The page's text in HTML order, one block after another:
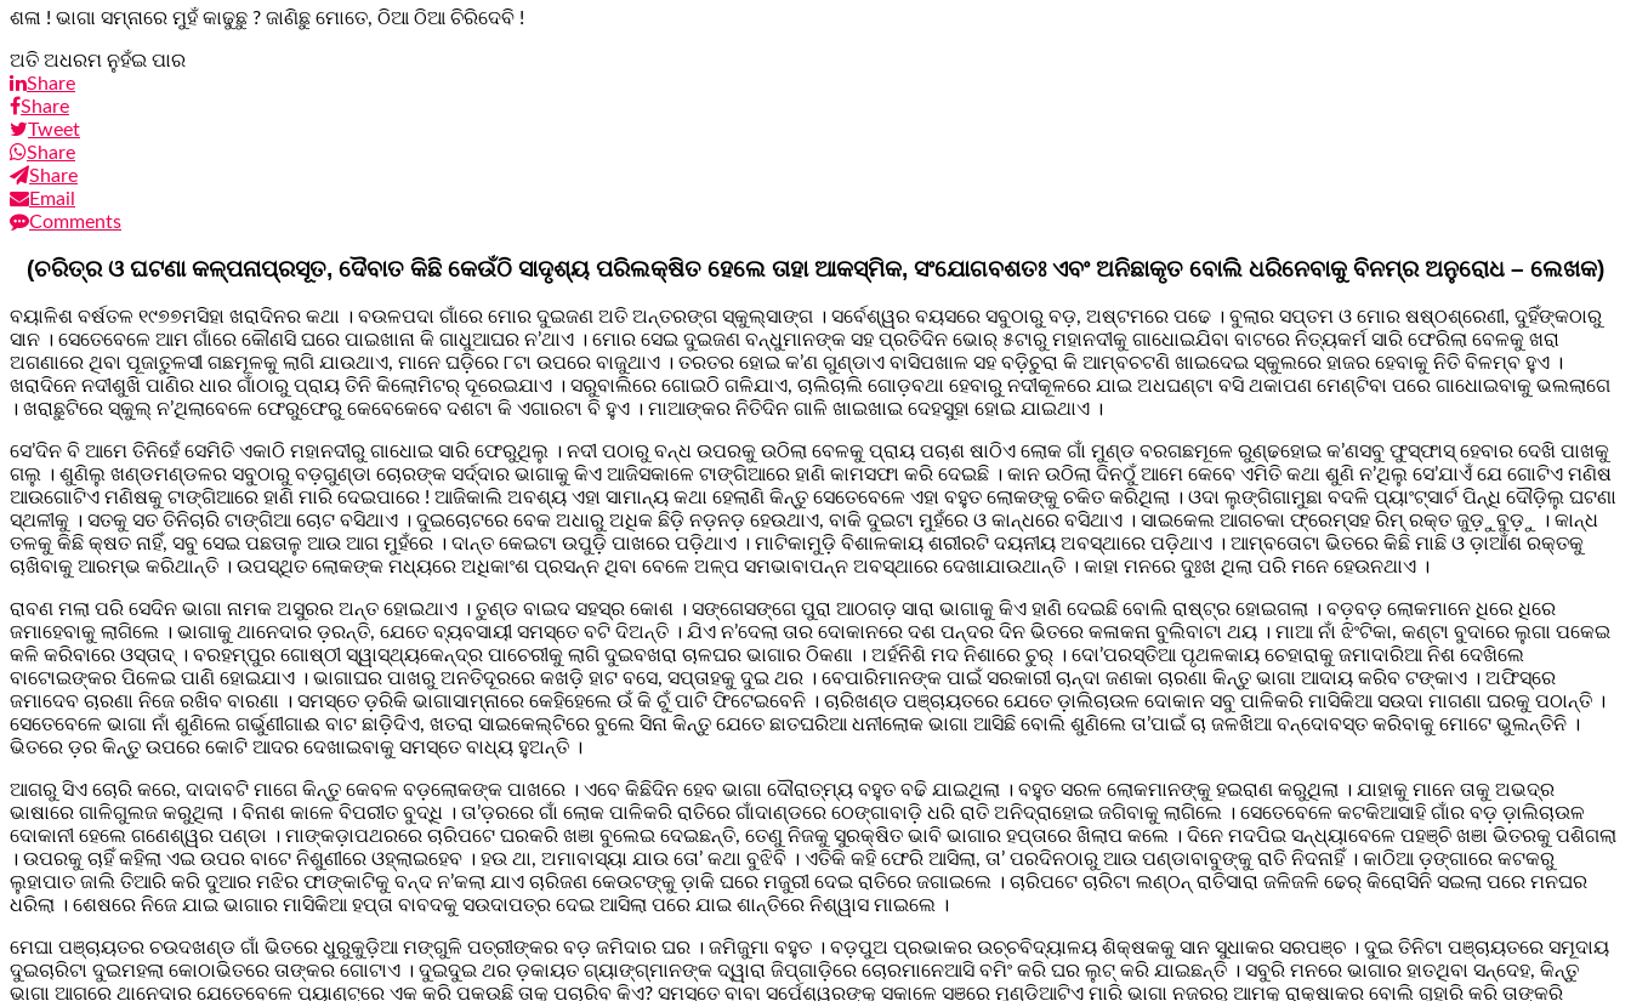
ଶଳା ! ଭାଗା ସମ୍ନାରେ ମୁହଁ କାଢୁଛୁ ? ଜାଣିଛୁ ମୋତେ, ଠିଆ ଠିଆ ଚିରିଦେବି !
ଅତି ଅଧରମ ନୁହଁଇ ପାର
Share
Share
Tweet
Share
Share
Email
Comments
(ଚରିତ୍ର ଓ ଘଟଣା କଳ୍ପନାପ୍ରସୂତ, ଦୈବାତ କିଛି କେଉଁଠି ସାଦୃଶ୍ୟ ପରିଲକ୍ଷିତ ହେଲେ ତାହା ଆକସ୍ମିକ, ସଂଯୋଗବଶତଃ ଏବଂ ଅନିଛାକୃତ ବୋଲି ଧରିନେବାକୁ ବିନମ୍ର ଅନୁରୋଧ – ଲେଖକ)
ବୟାଳିଶ ବର୍ଷତଳ ୧୯୭୭ମସିହା ଖରାଦିନର କଥା । ବଉଳପଦା ଗାଁରେ ମୋର ଦୁଇଜଣ ଅତି ଅନ୍ତରଙ୍ଗ ସ୍କୁଲ୍‌ସାଙ୍ଗ । ସର୍ବେଶ୍ୱର ବୟସରେ ସବୁଠାରୁ ବଡ଼, ଅଷ୍ଟମରେ ପଢେ । ବୁଲାର ସପ୍ତମ ଓ ମୋର ଷଷ୍ଠଶ୍ରେଣୀ, ଦୁହିଁଙ୍କଠାରୁ
ସାନ । ସେତେବେଳେ ଆମ ଗାଁରେ କୌଣସି ଘରେ ପାଇଖାନା କି ଗାଧୁଆଘର ନ’ଥାଏ । ମୋର ସେଇ ଦୁଇଜଣ ବନ୍ଧୁମାନଙ୍କ ସହ ପ୍ରତିଦିନ ଭୋର୍ ୫ଟାରୁ ମହାନଦୀକୁ ଗାଧୋଇଯିବା ବାଟରେ ନିତ୍ୟକର୍ମ ସାରି ଫେରିଲା ବେଳକୁ ଖରା
ଅଗଣାରେ ଥିବା ପୂଜାତୁଳସୀ ଗଛମୂଳକୁ ଲାଗି ଯାଉଥାଏ, ମାନେ ଘଡ଼ିରେ ୮ଟା ଉପରେ ବାଜୁଥାଏ । ତରତର ହୋଇ କ’ଣ ଗୁଣ୍ଡାଏ ବାସିପଖାଳ ସହ ବଡ଼ିଚୁରା କି ଆମ୍ବଚଟଣି ଖାଇଦେଇ ସ୍କୁଲରେ ହାଜର ହେବାକୁ ନିତି ବିଳମ୍ବ ହୁଏ ।
ଖରାଦିନେ ନଦୀଶୁଖି ପାଣିର ଧାର ଗାଁଠାରୁ ପ୍ରାୟ ତିନି କିଲୋମିଟର୍ ଦୂରେଇଯାଏ । ସରୁବାଲିରେ ଗୋଇଠି ଗଳିଯାଏ, ଚାଲିଚାଲି ଗୋଡ଼ବଥା ହେବାରୁ ନଦୀକୂଳରେ ଯାଇ ଅଧଘଣ୍ଟା ବସି ଥକାପଣ ମେଣ୍ଟିବା ପରେ ଗାଧୋଇବାକୁ ଭଲଲାଗେ
। ଖରାଛୁଟିରେ ସ୍କୁଲ୍ ନ’ଥିଲାବେଳେ ଫେରୁଫେରୁ କେବେକେବେ ଦଶଟା କି ଏଗାରଟା ବି ହୁଏ । ମାଆଙ୍କର ନିତିଦିନ ଗାଳି ଖାଇଖାଇ ଦେହସୁହା ହୋଇ ଯାଇଥାଏ ।
ସେ’ଦିନ ବି ଆମେ ତିନିହେଁ ସେମିତି ଏକାଠି ମହାନଦୀରୁ ଗାଧୋଇ ସାରି ଫେରୁଥିଲୁ । ନଦୀ ପଠାରୁ ବନ୍ଧ ଉପରକୁ ଉଠିଲା ବେଳକୁ ପ୍ରାୟ ପଚାଶ ଷାଠିଏ ଲୋକ ଗାଁ ମୁଣ୍ଡ ବରଗଛମୂଳେ ରୁଣ୍ଢହୋଇ କ’ଣସବୁ ଫୁସ୍‌ଫାସ୍ ହେବାର ଦେଖି ପାଖକୁ
ଗଲୁ । ଶୁଣିଲୁ ଖଣ୍ଡମଣ୍ଡଳର ସବୁଠାରୁ ବଡ଼ଗୁଣ୍ଡା ଚୋରଙ୍କ ସର୍ଦ୍ଦାର ଭାଗାକୁ କିଏ ଆଜିସକାଳେ ଟାଙ୍ଗିଆରେ ହାଣି କାମସଫା କରି ଦେଇଛି । କାନ ଉଠିଲା ଦିନଠୁଁ ଆମେ କେବେ ଏମିତି କଥା ଶୁଣି ନ’ଥିଲୁ ସେ’ଯାଏଁ ଯେ ଗୋଟିଏ ମଣିଷ
ଆଉଗୋଟିଏ ମଣିଷକୁ ଟାଙ୍ଗିଆରେ ହାଣି ମାରି ଦେଇପାରେ ! ଆଜିକାଲି ଅବଶ୍ୟ ଏହା ସାମାନ୍ୟ କଥା ହେଲାଣି କିନ୍ତୁ ସେତେବେଳେ ଏହା ବହୁତ ଲୋକଙ୍କୁ ଚକିତ କରିଥିଲା । ଓଦା ଲୁଙ୍ଗିଗାମୁଛା ବଦଳି ପ୍ୟାଂଟ୍‌ସାର୍ଟ ପିନ୍ଧି ଦୌଡ଼ିଲୁ ଘଟଣା
ସ୍ଥଳୀକୁ । ସତକୁ ସତ ତିନିଚାରି ଟାଙ୍ଗିଆ ଚୋଟ ବସିଥାଏ । ଦୁଇଚୋଟରେ ବେକ ଅଧାରୁ ଅଧିକ ଛିଡ଼ି ନଡ଼ନଡ଼ ହେଉଥାଏ, ବାକି ଦୁଇଟା ମୁହଁରେ ଓ କାନ୍ଧରେ ବସିଥାଏ । ସାଇକେଲ ଆଗଚକା ଫ୍ରେମ୍‌ସହ ରିମ୍ ରକ୍ତ ଜୁଡ଼ୁବୁଡ଼ୁ । କାନ୍ଧ
ତଳକୁ କିଛି କ୍ଷତ ନାହିଁ, ସବୁ ସେଇ ପଛତାଳୁ ଆଉ ଆଗ ମୁହଁରେ । ଦାନ୍ତ କେଇଟା ଉପୁଡ଼ି ପାଖରେ ପଡ଼ିଥାଏ । ମାଟିକାମୁଡ଼ି ବିଶାଳକାୟ ଶରୀରଟି ଦୟନୀୟ ଅବସ୍ଥାରେ ପଡ଼ିଥାଏ । ଆମ୍ବତୋଟା ଭିତରେ କିଛି ମାଛି ଓ ଡ଼ାଆଁଶ ରକ୍ତକୁ
ଚାଖିବାକୁ ଆରମ୍ଭ କରିଥାନ୍ତି । ଉପସ୍ଥିତ ଲୋକଙ୍କ ମଧ୍ୟରେ ଅଧିକାଂଶ ପ୍ରସନ୍ନ ଥିବା ବେଳେ ଅଳ୍ପ ସମଭାବାପନ୍ନ ଅବସ୍ଥାରେ ଦେଖାଯାଉଥାନ୍ତି । କାହା ମନରେ ଦୁଃଖ ଥିଲା ପରି ମନେ ହେଉନଥାଏ ।
ରାବଣ ମଲା ପରି ସେଦିନ ଭାଗା ନାମକ ଅସୁରର ଅନ୍ତ ହୋଇଥାଏ । ତୁଣ୍ଡ ବାଇଦ ସହସ୍ର କୋଶ । ସଙ୍ଗେସଙ୍ଗେ ପୁରା ଆଠଗଡ଼ ସାରା ଭାଗାକୁ କିଏ ହାଣି ଦେଇଛି ବୋଲି ରାଷ୍ଟ୍ର ହୋଇଗଲା । ବଡ଼ବଡ଼ ଲୋକମାନେ ଧିରେ ଧିରେ
ଜମାହେବାକୁ ଲାଗିଲେ । ଭାଗାକୁ ଥାନେଦାର ଡ଼ରନ୍ତି, ଯେତେ ବ୍ୟବସାୟୀ ସମସ୍ତେ ବଟି ଦିଅନ୍ତି । ଯିଏ ନ’ଦେଲା ତାର ଦୋକାନରେ ଦଶ ପନ୍ଦର ଦିନ ଭିତରେ କଳାକନା ବୁଲିବାଟା ଥୟ । ମାଆ ନାଁ ଝିଂଟିକା, କଣ୍ଟା ବୁଦାରେ ଲୁଗା ପକେଇ
କଳି କରିବାରେ ଓସ୍ତାଦ୍ । ବରହମ୍‌ପୁର ଗୋଷ୍ଠୀ ସ୍ୱାସ୍ଥ୍ୟକେନ୍ଦ୍ର ପାଚେରୀକୁ ଲାଗି ଦୁଇବଖରା ଚାଳଘର ଭାଗାର ଠିକଣା । ଅର୍ହନିଶି ମଦ ନିଶାରେ ଚୁର୍ । ଦୋ’ପରସ୍ତିଆ ପୃଥଳକାୟ ଚେହାରାକୁ ଜମାଦାରିଆ ନିଶ ଦେଖିଲେ
ବାଟୋଇଙ୍କର ପିଳେଇ ପାଣି ହୋଇଯାଏ । ଭାଗାଘର ପାଖରୁ ଅନତିଦୂରରେ କଖଡ଼ି ହାଟ ବସେ, ସପ୍ତାହକୁ ଦୁଇ ଥର । ବେପାରିମାନଙ୍କ ପାଇଁ ସରକାରୀ ଚାନ୍ଦା ଜଣକା ଚାରଣା କିନ୍ତୁ ଭାଗା ଆଦାୟ କରିବ ଟଙ୍କାଏ । ଅଫିସ୍‌ରେ
ଜମାଦେବ ଚାରଣା ନିଜେ ରଖିବ ବାରଣା । ସମସ୍ତେ ଡ଼ରିକି ଭାଗାସାମ୍ନାରେ କେହିହେଲେ ଉଁ କି ଚୁଁ ପାଟି ଫିଟେଇବେନି । ଚାରିଖଣ୍ଡ ପଞ୍ଚାୟତରେ ଯେତେ ଡ଼ାଲିଚାଉଳ ଦୋକାନ ସବୁ ପାଳିକରି ମାସିକିଆ ସଉଦା ମାଗଣା ଘରକୁ ପଠାନ୍ତି ।
ସେତେବେଳେ ଭାଗା ନାଁ ଶୁଣିଲେ ଗର୍ଭୁଣୀଗାଈ ବାଟ ଛାଡ଼ିଦିଏ, ଖତରା ସାଇକେଲ୍‌ଟିରେ ବୁଲେ ସିନା କିନ୍ତୁ ଯେତେ ଛାତଘରିଆ ଧନୀଲୋକ ଭାଗା ଆସିଛି ବୋଲି ଶୁଣିଲେ ତା’ପାଇଁ ଚା ଜଳଖିଆ ବନ୍ଦୋବସ୍ତ କରିବାକୁ ମୋଟେ ଭୁଲନ୍ତିନି ।
ଭିତରେ ଡ଼ର କିନ୍ତୁ ଉପରେ କୋଟି ଆଦର ଦେଖାଇବାକୁ ସମସ୍ତେ ବାଧ୍ୟ ହୁଅନ୍ତି ।
ଆଗରୁ ସିଏ ଚୋରି କରେ, ଦାଦାବଟି ମାଗେ କିନ୍ତୁ କେବଳ ବଡ଼ଲୋକଙ୍କ ପାଖରେ । ଏବେ କିଛିଦିନ ହେବ ଭାଗା ଦୌରାତ୍ମ୍ୟ ବହୁତ ବଢି ଯାଇଥିଲା । ବହୁତ ସରଳ ଲୋକମାନଙ୍କୁ ହଇରାଣ କରୁଥିଲା । ଯାହାକୁ ମାନେ ତାକୁ ଅଭଦ୍ର
ଭାଷାରେ ଗାଳିଗୁଲଜ କରୁଥିଲା । ବିନାଶ କାଳେ ବିପରୀତ ବୁଦ୍ଧି । ତା’ଡ଼ରରେ ଗାଁ ଲୋକ ପାଳିକରି ରାତିରେ ଗାଁଦାଣ୍ଡରେ ଠେଙ୍ଗାବାଡ଼ି ଧରି ରାତି ଅନିଦ୍ରାହୋଇ ଜଗିବାକୁ ଲାଗିଲେ । ସେତେବେଳେ କଟକିଆସାହି ଗାଁର ବଡ଼ ଡ଼ାଲିଚାଉଳ
ଦୋକାନୀ ହେଲେ ଗଣେଶ୍ୱର ପଣ୍ଡା । ମାଙ୍କଡ଼ାପଥରରେ ଚାରିପଟେ ଘରକରି ଖଞା ବୁଲେଇ ଦେଇଛନ୍ତି, ତେଣୁ ନିଜକୁ ସୁରକ୍ଷିତ ଭାବି ଭାଗାର ହପ୍ତାରେ ଖିଲାପ କଲେ । ଦିନେ ମଦପିଇ ସନ୍ଧ୍ୟାବେଳେ ପହଞ୍ଚି ଖଞା ଭିତରକୁ ପଶିଗଲା
। ଉପରକୁ ଚାହିଁ କହିଲା ଏଇ ଉପର ବାଟେ ନିଶୁଣୀରେ ଓହ୍ଲାଇହେବ । ହଉ ଥା, ଅମାବାସ୍ୟା ଯାଉ ତୋ’ କଥା ବୁଝିବି । ଏତିକି କହି ଫେରି ଆସିଲା, ତା’ ପରଦିନଠାରୁ ଆଉ ପଣ୍ଡାବାବୁଙ୍କୁ ରାତି ନିଦନାହିଁ । କାଠିଆ ଡ଼ଙ୍ଗାରେ କଟକରୁ
ଲୁହାପାତ ଜାଲି ତିଆରି କରି ଦୁଆର ମଝିର ଫାଙ୍କାଟିକୁ ବନ୍ଦ ନ’କଲା ଯାଏ ଚାରିଜଣ କେଉଟଙ୍କୁ ଡ଼ାକି ଘରେ ମଜୁରୀ ଦେଇ ରାତିରେ ଜଗାଇଲେ । ଚାରିପଟେ ଚାରିଟା ଲଣ୍ଠନ୍ ରାତିସାରା ଜଳିଜଳି ଢେର୍ କିରୋସିନି ସଇଲା ପରେ ମନଘର
ଧରିଲା । ଶେଷରେ ନିଜେ ଯାଇ ଭାଗାର ମାସିକିଆ ହପ୍ତା ବାବଦକୁ ସଉଦାପତ୍ର ଦେଇ ଆସିଲା ପରେ ଯାଇ ଶାନ୍ତିରେ ନିଶ୍ୱାସ ମାଇଲେ ।
ମେଘା ପଞ୍ଚାୟତର ଚଉଦଖଣ୍ଡ ଗାଁ ଭିତରେ ଧୁରୁକୁଡ଼ିଆ ମଙ୍ଗୁଳି ପତ୍ରୀଙ୍କର ବଡ଼ ଜମିଦାର ଘର । ଜମିଜୁମା ବହୁତ । ବଡ଼ପୁଅ ପ୍ରଭାକର ଉଚ୍ଚବିଦ୍ୟାଳୟ ଶିକ୍ଷକକୁ ସାନ ସୁଧାକର ସରପଞ୍ଚ । ଦୁଇ ତିନିଟା ପଞ୍ଚାୟତରେ ସମୂଦାୟ
ଦୁଇଚାରିଟା ଦୁଇମହଲା କୋଠାଭିତରେ ତାଙ୍କର ଗୋଟାଏ । ଦୁଇଦୁଇ ଥର ଡ଼କାୟତ ଗ୍ୟାଙ୍ଗ୍‌ମାନଙ୍କ ଦ୍ୱାରା ଜିପ୍‌ଗାଡ଼ିରେ ଚୋରମାନେଆସି ବମିଂ କରି ଘର ଲୁଟ୍ କରି ଯାଇଛନ୍ତି । ସବୁରି ମନରେ ଭାଗାର ହାତଥିବା ସନ୍ଦେହ, କିନ୍ତୁ
ଭାଗା ଆଗରେ ଥାନେଦାର ଯେତେବେଳେ ପ୍ୟାଣ୍ଟ୍‌ରେ ଏକ କରି ପକଉଛି ତାକୁ ପଚାରିବ କିଏ? ସମସ୍ତେ ବାବା ସର୍ପେଶ୍ୱରଙ୍କୁ ସକାଳେ ସଞରେ ମୁଣ୍ଡିଆଟିଏ ମାରି ଭାଗା ନଜରରୁ ଆମକୁ ରାକ୍ଷାକର ବୋଲି ଗୁହାରି କରି ତାଙ୍କରି